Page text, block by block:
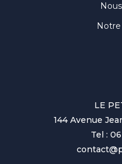
LE
144 Avenue
Tel :